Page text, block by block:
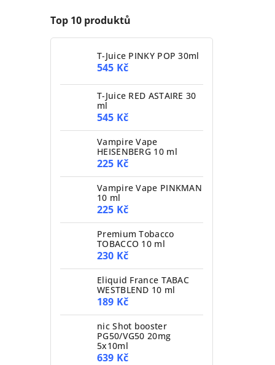
Top 10 produktů
T-Juice PINKY POP 30ml
545 Kč
T-Juice RED ASTAIRE 30
ml
545 Kč
Vampire Vape
HEISENBERG 10 ml
225 Kč
Vampire Vape PINKMAN
10 ml
225 Kč
Premium Tobacco
TOBACCO 10 ml
230 Kč
Eliquid France TABAC
WESTBLEND 10 ml
189 Kč
nic Shot booster
PG50/VG50 20mg
5x10ml
639 Kč